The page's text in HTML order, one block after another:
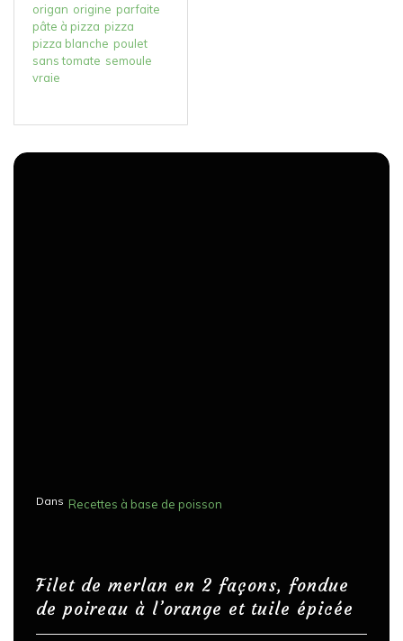
origan origine parfaite
pâte à pizza pizza
pizza blanche poulet
sans tomate semoule
vraie
Dans Recettes à base de poisson
Filet de merlan en 2 façons, fondue
de poireau à l’orange et tuile épicée